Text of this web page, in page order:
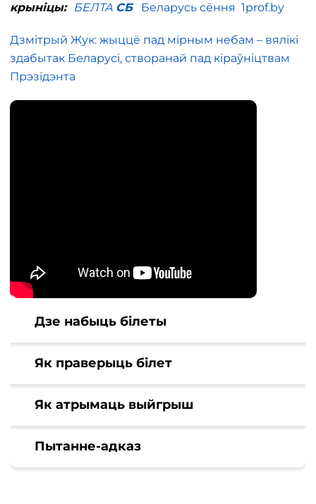
крыніцы: БЕЛТА СБ Беларусь сёння 1prof.by
Дзмітрый Жук: жыццё пад мірным небам – вялікі
здабытак Беларусі, створанай пад кіраўніцтвам
Прэзідэнта
Дзе набыць білеты
Як праверыць білет
Як атрымаць выйгрыш
Пытанне-адказ